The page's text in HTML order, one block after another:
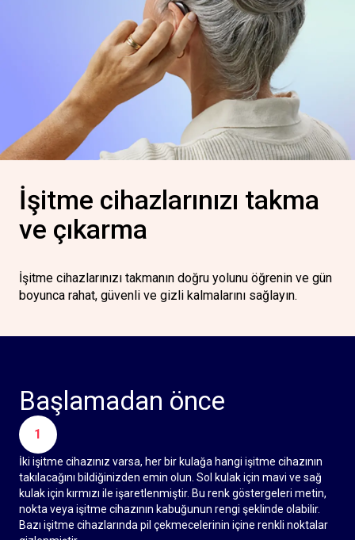
İşitme cihazlarınızı takma
ve çıkarma
İşitme cihazlarınızı takmanın doğru yolunu öğrenin ve gün
boyunca rahat, güvenli ve gizli kalmalarını sağlayın.
Başlamadan önce
1
İki işitme cihazınız varsa, her bir kulağa hangi işitme cihazının
takılacağını bildiğinizden emin olun. Sol kulak için mavi ve sağ
kulak için kırmızı ile işaretlenmiştir. Bu renk göstergeleri metin,
nokta veya işitme cihazının kabuğunun rengi şeklinde olabilir.
Bazı işitme cihazlarında pil çekmecelerinin içine renkli noktalar